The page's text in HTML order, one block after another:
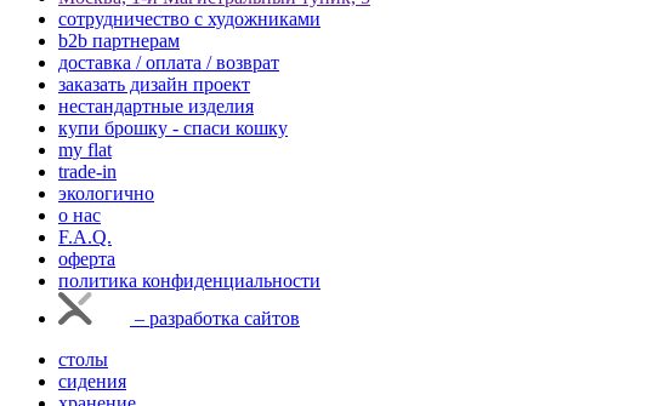
cотрудничество с художниками
b2b партнерам
доставка / оплата / возврат
заказать дизайн проект
нестандартные изделия
купи брошку - спаси кошку
my flat
trade-in
экологично
о нас
F.A.Q.
оферта
политика конфиденциальности
– разработка сайтов
столы
сидения